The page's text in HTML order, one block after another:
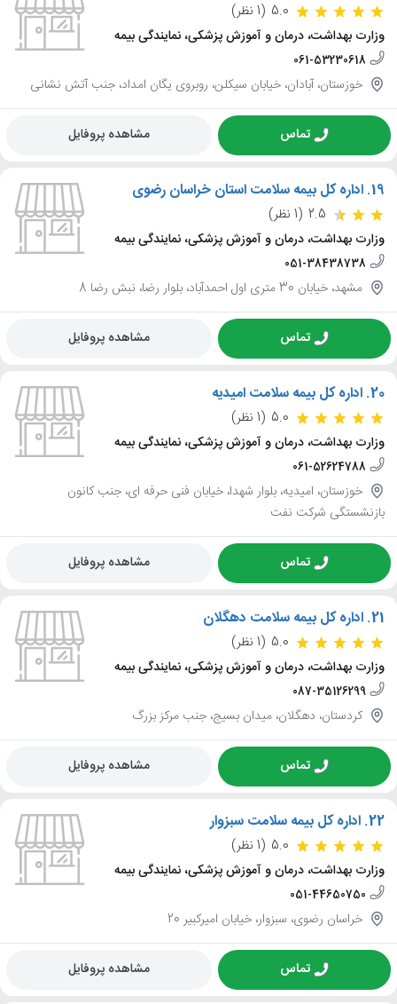
5.0 (1 نظر)
وزارت بهداشت، درمان و آموزش پزشکی، نمایندگی بیمه
061-53230618
خوزستان، آبادان، خیابان سیکلن، روبروی یگان امداد، جنب آتش نشانی
تماس مشاهده پروفایل
19. اداره کل بیمه سلامت استان خراسان رضوی
2.5 (1 نظر)
وزارت بهداشت، درمان و آموزش پزشکی، نمایندگی بیمه
051-38438738
مشهد، خیابان 30 متری اول احمدآباد، بلوار رضا، نبش رضا 8
تماس مشاهده پروفایل
20. اداره کل بیمه سلامت امیدیه
5.0 (1 نظر)
وزارت بهداشت، درمان و آموزش پزشکی، نمایندگی بیمه
061-52624788
خوزستان، امیدیه، بلوار شهدا، خیابان فنی حرفه ای، جنب کانون
بازنشستگی شرکت نفت
تماس مشاهده پروفایل
21. اداره کل بیمه سلامت دهگلان
5.0 (1 نظر)
وزارت بهداشت، درمان و آموزش پزشکی، نمایندگی بیمه
087-35126299
کردستان، دهگلان، میدان بسیج، جنب مرکز بزرگ
تماس مشاهده پروفایل
22. اداره کل بیمه سلامت سبزوار
5.0 (1 نظر)
وزارت بهداشت، درمان و آموزش پزشکی، نمایندگی بیمه
051-44650750
خراسان رضوی، سبزوار، خیابان امیرکبیر 20
تماس مشاهده پروفایل